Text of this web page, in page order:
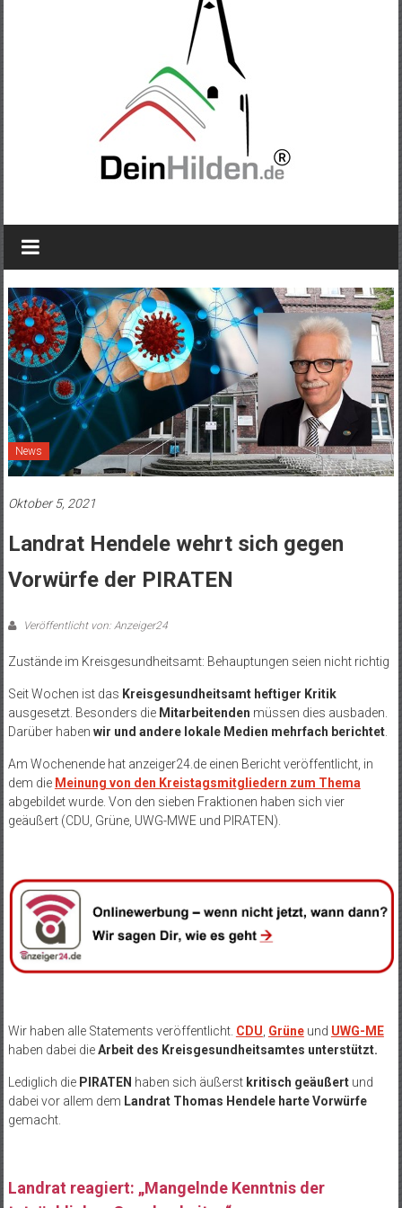
News
Oktober 5, 2021
Landrat Hendele wehrt sich gegen
Vorwürfe der PIRATEN
Veröffentlicht von: Anzeiger24
Zustände im Kreisgesundheitsamt: Behauptungen seien nicht richtig
Seit Wochen ist das Kreisgesundheitsamt heftiger Kritik
ausgesetzt. Besonders die Mitarbeitenden müssen dies ausbaden.
Darüber haben wir und andere lokale Medien mehrfach berichtet.
Am Wochenende hat anzeiger24.de einen Bericht veröffentlicht, in
dem die Meinung von den Kreistagsmitgliedern zum Thema
abgebildet wurde. Von den sieben Fraktionen haben sich vier
geäußert (CDU, Grüne, UWG-MWE und PIRATEN).
Wir haben alle Statements veröffentlicht. CDU, Grüneund UWG-ME
haben dabei dieArbeit des Kreisgesundheitsamtes unterstützt.
Lediglich die PIRATEN haben sich äußerst kritisch geäußertund
dabei vor allem dem Landrat Thomas Hendele harte Vorwürfe
gemacht.
Landrat reagiert: „Mangelnde Kenntnis der